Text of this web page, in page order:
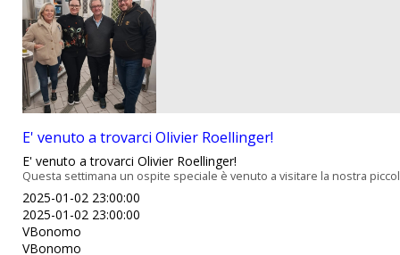
E' venuto a trovarci Olivier Roellinger!
E' venuto a trovarci Olivier Roellinger!
Questa settimana un ospite speciale è venuto a visitare la nostra
2025-01-02 23:00:00
2025-01-02 23:00:00
VBonomo
VBonomo